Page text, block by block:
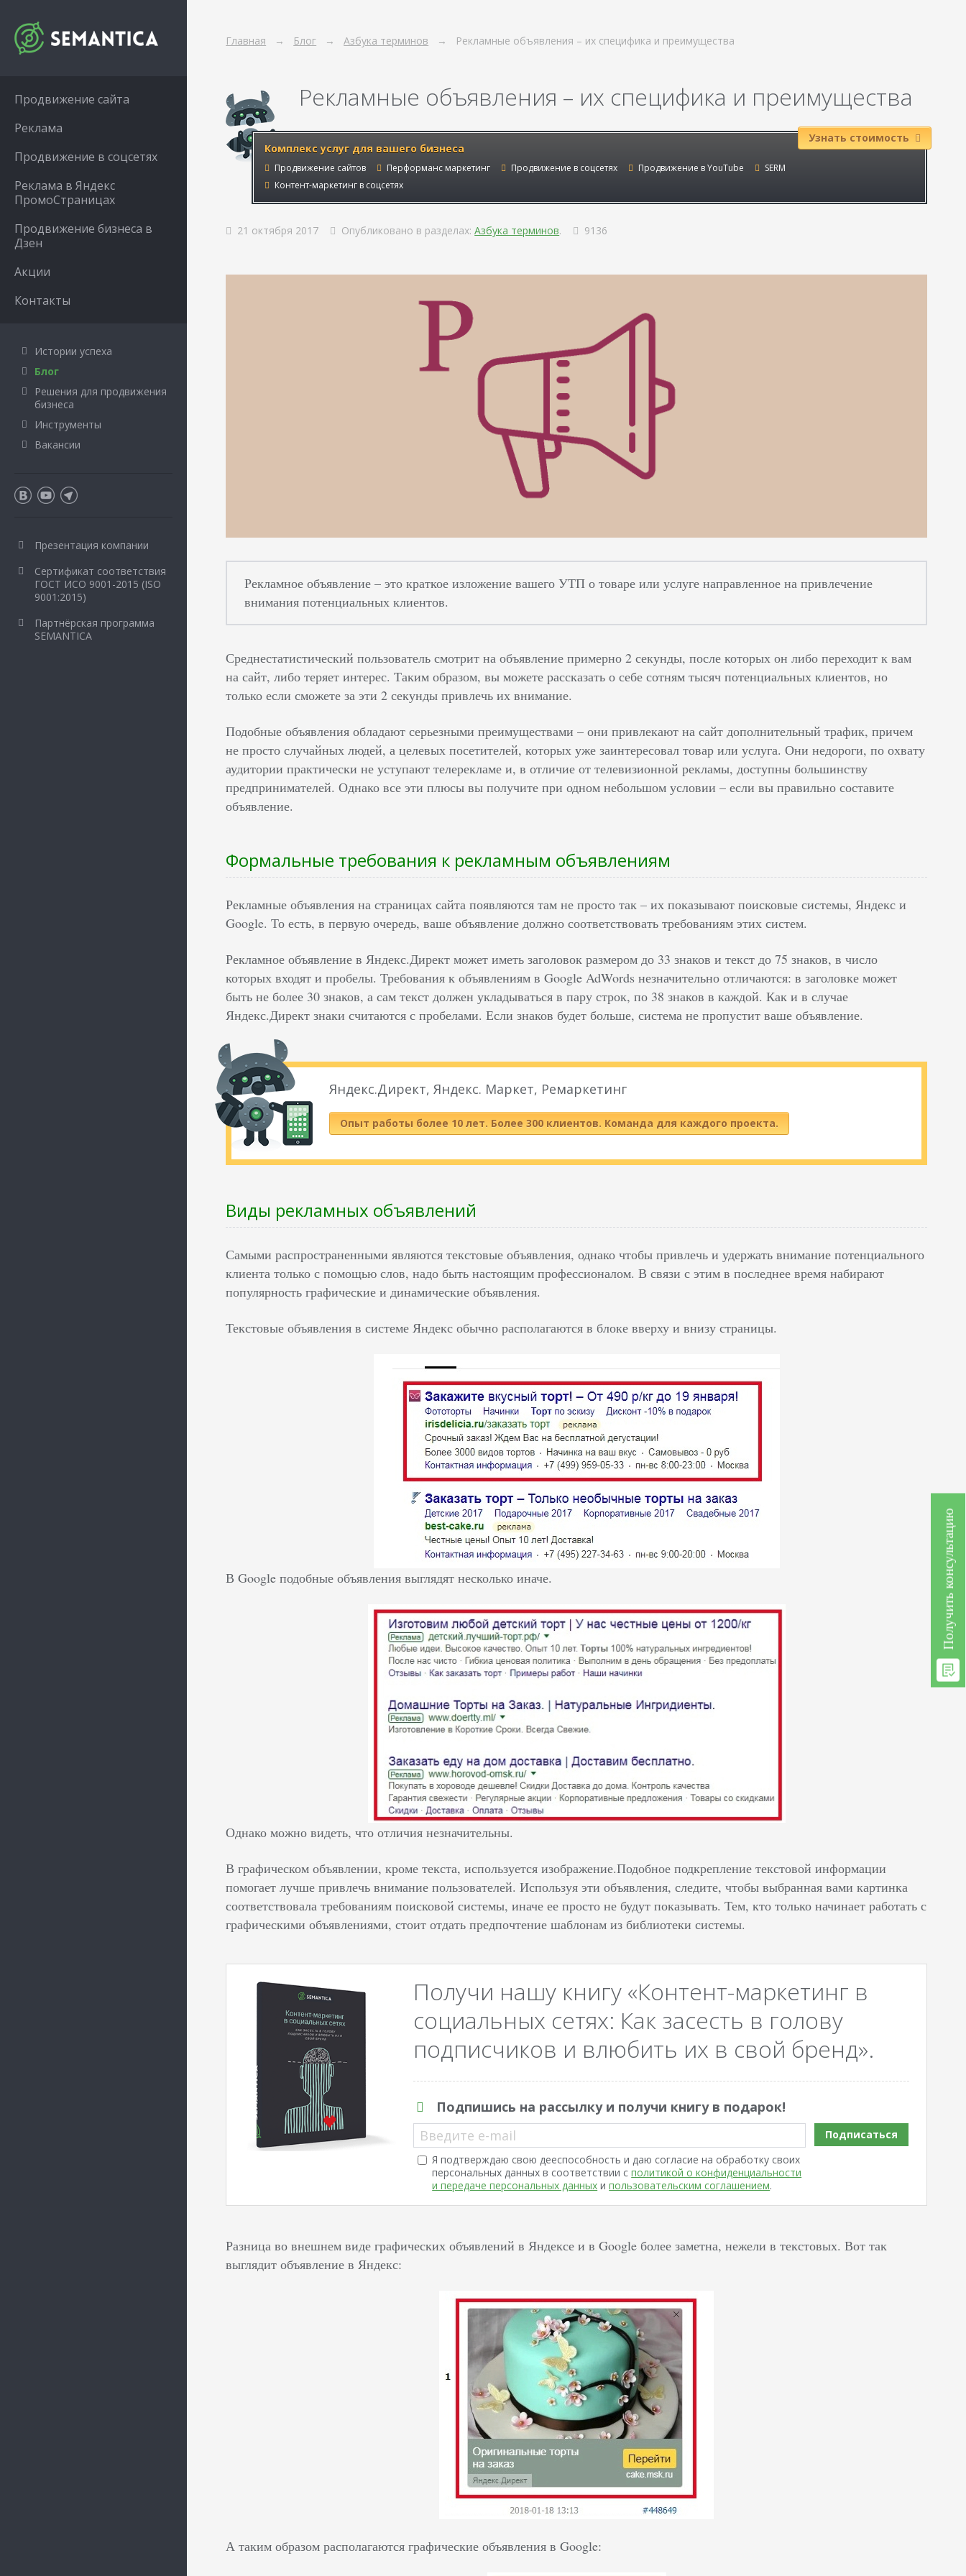
Главная Блог Азбука терминов Рекламные объявления – их специфика и преимущества
Рекламные объявления – их специфика и преимущества
Комплекс услуг для вашего бизнеса
Продвижение сайтов Перформанс маркетинг Продвижение в соцсетях Продвижение в YouTube
SERM
Контент-маркетинг в соцсетях
Узнать стоимость
21 октября 2017 Опубликовано в разделах: Азбука терминов. 9136
Рекламное объявление – это краткое изложение вашего УТП о товаре или услуге направленное на привлечение
внимания потенциальных клиентов.
Среднестатистический пользователь смотрит на объявление примерно 2 секунды, после которых он либо переходит к вам
на сайт, либо теряет интерес. Таким образом, вы можете рассказать о себе сотням тысяч потенциальных клиентов, но
только если сможете за эти 2 секунды привлечь их внимание.
Подобные объявления обладают серьезными преимуществами – они привлекают на сайт дополнительный трафик, причем
не просто случайных людей, а целевых посетителей, которых уже заинтересовал товар или услуга. Они недороги, по охвату
аудитории практически не уступают телерекламе и, в отличие от телевизионной рекламы, доступны большинству
предпринимателей. Однако все эти плюсы вы получите при одном небольшом условии – если вы правильно составите
объявление.
Формальные требования к рекламным объявлениям
Рекламные объявления на страницах сайта появляются там не просто так – их показывают поисковые системы, Яндекс и
Google. То есть, в первую очередь, ваше объявление должно соответствовать требованиям этих систем.
Рекламное объявление в Яндекс.Директ может иметь заголовок размером до 33 знаков и текст до 75 знаков, в число
которых входят и пробелы. Требования к объявлениям в Google AdWords незначительно отличаются: в заголовке может
быть не более 30 знаков, а сам текст должен укладываться в пару строк, по 38 знаков в каждой. Как и в случае
Яндекс.Директ знаки считаются с пробелами. Если знаков будет больше, система не пропустит ваше объявление.
Яндекс.Директ, Яндекс. Маркет, Ремаркетинг
Опыт работы более 10 лет. Более 300 клиентов. Команда для каждого проекта.
Виды рекламных объявлений
Самыми распространенными являются текстовые объявления, однако чтобы привлечь и удержать внимание потенциального
клиента только с помощью слов, надо быть настоящим профессионалом. В связи с этим в последнее время набирают
популярность графические и динамические объявления.
Текстовые объявления в системе Яндекс обычно располагаются в блоке вверху и внизу страницы.
В Google подобные объявления выглядят несколько иначе.
Однако можно видеть, что отличия незначительны.
В графическом объявлении, кроме текста, используется изображение.Подобное подкрепление текстовой информации
помогает лучше привлечь внимание пользователей. Используя эти объявления, следите, чтобы выбранная вами картинка
соответствовала требованиям поисковой системы, иначе ее просто не будут показывать. Тем, кто только начинает работать с
графическими объявлениями, стоит отдать предпочтение шаблонам из библиотеки системы.
Получи нашу книгу «Контент-маркетинг в
социальных сетях: Как засесть в голову
подписчиков и влюбить их в свой бренд».
Подпишись на рассылку и получи книгу в подарок!
Введите e-mail
Я подтверждаю свою дееспособность и даю согласие на обработку своих
персональных данных в соответствии сполитикой о конфиденциальности
и передаче персональных данных ипользовательским соглашением.
Подписаться
Разница во внешнем виде графических объявлений в Яндексе и в Google более заметна, нежели в текстовых. Вот так
выглядит объявление в Яндекс:
А таким образом располагаются графические объявления в Google:
Продвижение сайта
Реклама
Продвижение в соцсетях
Реклама в Яндекс
ПромоСтраницах
Продвижение бизнеса в
Дзен
Акции
Контакты
Истории успеха
Блог
Решения для продвижения
бизнеса
Инструменты
Вакансии
Презентация компании
Сертификат соответствия
ГОСТ ИСО 9001-2015 (ISO
9001:2015)
Партнёрская программа
SEMANTICA
Получить консультацию